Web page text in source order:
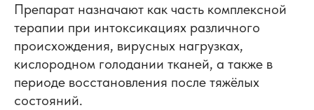
Препарат назначают как часть комплексной
терапии при интоксикациях различного
происхождения, вирусных нагрузках,
кислородном голодании тканей, а также в
периоде восстановления после тяжёлых
состояний.